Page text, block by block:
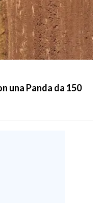
una Panda da 150